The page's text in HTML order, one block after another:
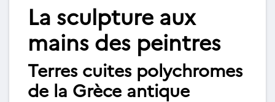
La sculpture aux
mains des peintres
Terres cuites polychromes
de la Grèce antique